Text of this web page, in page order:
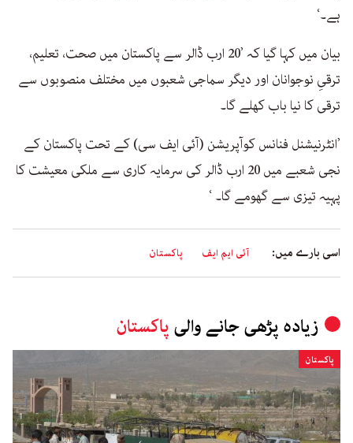
ہے۔‘
بیان میں کہا گیا کہ ’20 ارب ڈالر سے پاکستان میں صحت، تعلیم،
ترقیِ نوجوانان اور دیگر سماجی شعبوں میں مختلف منصوبوں سے
ترقی کا نیا باب کھلے گا۔
’انٹرنیشنل فنانس کوآپریشن (آئی ایف سی) کے تحت پاکستان کے
نجی شعبے میں 20 ارب ڈالر کی سرمایہ کاری سے ملکی معیشت کا
پہیہ تیزی سے گھومے گا۔ ‘
اسی بارے میں: آئی ایم ایف پاکستان
زیادہ پڑھی جانے والی پاکستان
پاکستان